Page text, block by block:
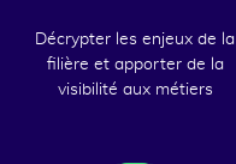
Décrypter les enjeux de la
filière et apporter de la
visibilité aux métiers